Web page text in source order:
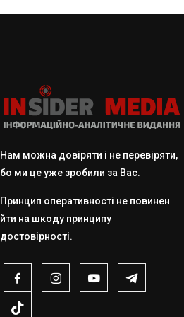
Нам можна довіряти і не перевіряти,
бо ми це уже зробили за Вас.
Принцип оперативності не повинен
йти на шкоду принципу
достовірності.